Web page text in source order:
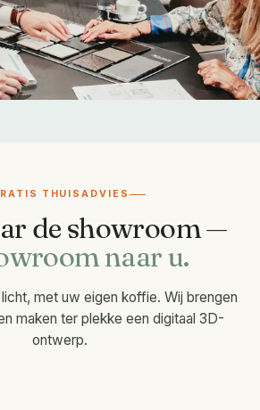
THUISADVIES
de showroom —
naar u.
met uw eigen koffie. Wij brengen
maken ter plekke een digitaal 3D-
ontwerp.